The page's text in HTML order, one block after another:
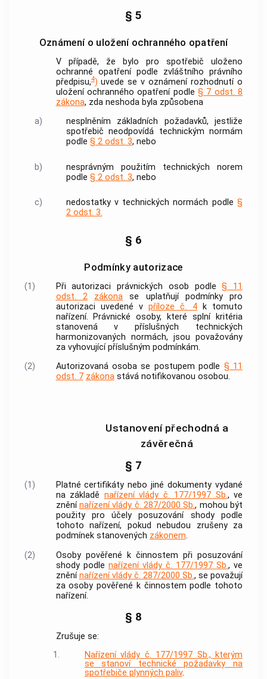
§ 5
Oznámení o uložení ochranného opatření
V případě, že bylo pro spotřebič uloženo
ochranné opatření podle zvláštního právního
předpisu,4) uvede se v oznámení rozhodnutí o
uložení ochranného opatření podle § 7 odst. 8
zákona, zda neshoda byla způsobena
a)
nesplněním základních požadavků, jestliže
spotřebič neodpovídá technickým normám
podle § 2 odst. 3, nebo
b)
nesprávným použitím technických norem
podle § 2 odst. 3, nebo
c) nedostatky v technických normách podle §
2 odst. 3.
§ 6
Podmínky autorizace
(1) Přiautorizaci právnických osob podle§ 11
odst. 2
zákona se uplatňují podmínky pro
autorizaci uvedené vpříloze č. 4k tomuto
nařízení. Právnické osoby, které splní kritéria
stanovená v příslušných technických
harmonizovaných normách, jsou považovány
za vyhovující příslušným podmínkám.
(2)
Autorizovaná osoba se postupem podle § 11
odst. 7 zákonastává notifikovanou osobou.
Ustanovení přechodná a
závěrečná
§ 7
(1)
Platné certifikáty nebo jiné dokumenty vydané
na základě nařízení vlády č. 177/1997 Sb., ve
zněnínařízení vlády č. 287/2000 Sb., mohou být
použity pro účely posuzování shody podle
tohoto nařízení, pokud nebudou zrušeny za
podmínek stanovených zákonem.
(2)
Osoby pověřené k činnostem při posuzování
shody podle nařízení vlády č. 177/1997 Sb., ve
zněnínařízení vlády č. 287/2000 Sb., se považují
za osoby pověřené k činnostem podle tohoto
nařízení.
§ 8
Zrušuje se:
1.
Nařízení vlády č. 177/1997 Sb., kterým
se stanoví technické požadavky na
spotřebiče plynných paliv.